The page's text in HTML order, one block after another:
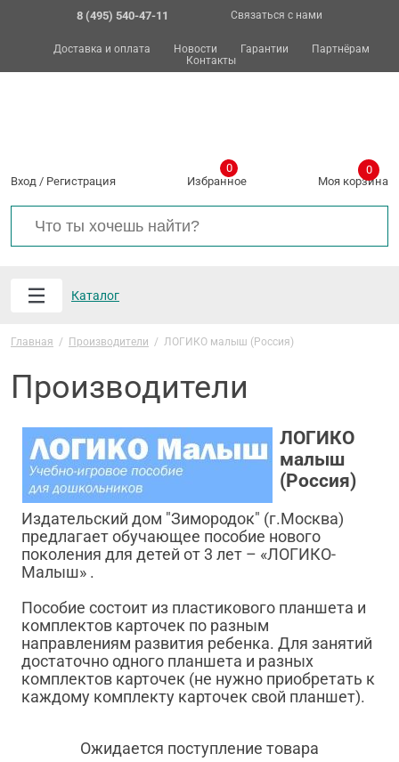
8 (495) 540-47-11 Связаться с нами
Доставка и оплата Новости Гарантии
Партнёрам
Контакты
Вход / Регистрация Избранное
0
Моя корзина
0
Каталог
Главная / Производители / ЛОГИКО малыш (Россия)
Производители
ЛОГИКО
малыш
(Россия)
Издательский дом "Зимородок" (г.Москва)
предлагает обучающее пособие нового
поколения для детей от 3 лет – «ЛОГИКО-
Малыш» .
Пособие состоит из пластикового планшета и
комплектов карточек по разным
направлениям развития ребенка. Для занятий
достаточно одного планшета и разных
комплектов карточек (не нужно приобретать к
каждому комплекту карточек свой планшет).
Ожидается поступление товара